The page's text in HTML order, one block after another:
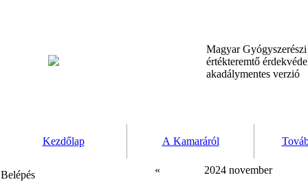
Magyar
értékteremtő
akadálymentes verzió
Kezdőlap A Kamaráról
Belépés
«
2024 november